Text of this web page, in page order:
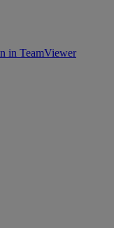
in TeamViewer